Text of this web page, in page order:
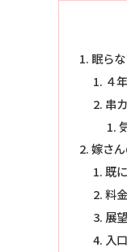
眠ら
４
串
嫁さ
既
料
展
入